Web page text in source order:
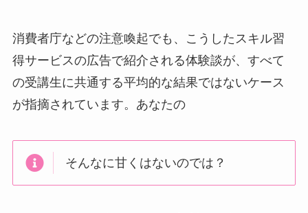
消費者庁などの注意喚起でも、こうしたスキル習
得サービスの広告で紹介される体験談が、すべて
の受講生に共通する平均的な結果ではないケース
が指摘されています。あなたの
そんなに甘くはないのでは？